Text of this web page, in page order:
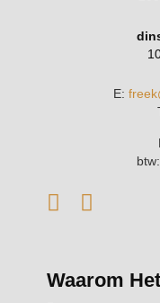
E:
Waarom